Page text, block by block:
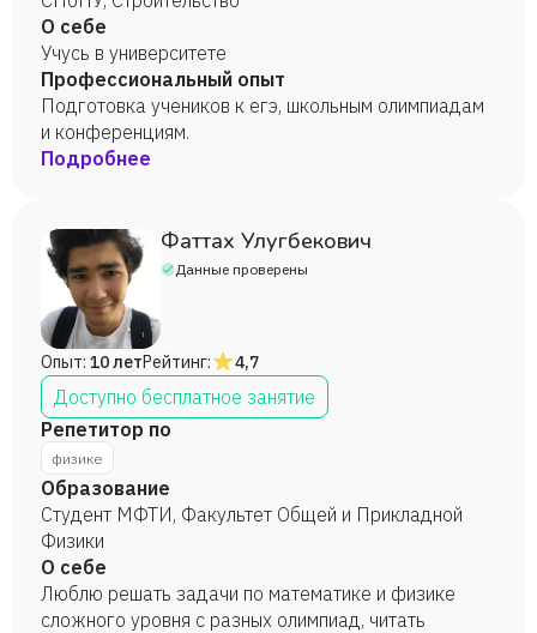
О себе
Учусь в университете
Профессиональный опыт
Подготовка учеников к егэ, школьным олимпиадам
и конференциям.
Подробнее
Фаттах Улугбекович
Данные проверены
Опыт: 10 летРейтинг: 4,7
Доступно бесплатное занятие
Репетитор по
физике
Образование
Студент МФТИ, Факультет Общей и Прикладной
Физики
О себе
Люблю решать задачи по математике и физике
сложного уровня с разных олимпиад, читать